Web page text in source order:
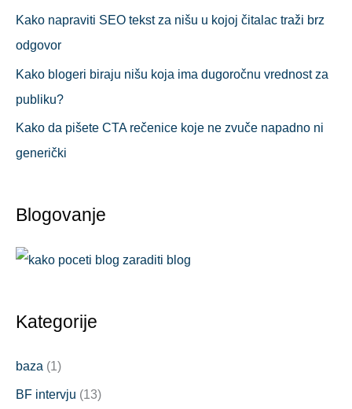
Kako napraviti SEO tekst za nišu u kojoj čitalac traži brz
odgovor
Kako blogeri biraju nišu koja ima dugoročnu vrednost za
publiku?
Kako da pišete CTA rečenice koje ne zvuče napadno ni
generički
Blogovanje
Kategorije
baza (1)
BF intervju (13)